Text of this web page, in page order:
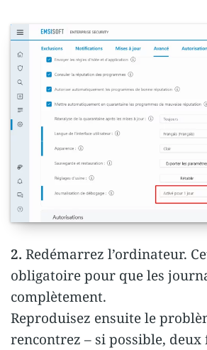
2. Redémarrez l’ordinateur.
obligatoire pour que les
complètement.
Reproduisez ensuite le
rencontrez – si possible, deux